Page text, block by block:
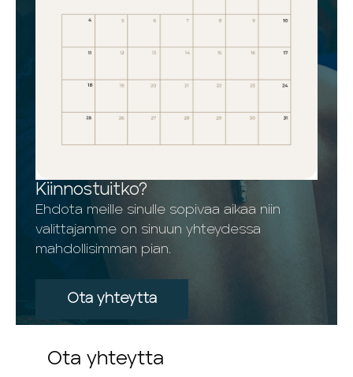
Kiinnostuitko?
Ehdota meille sinulle sopivaa aikaa niin
valittajamme on sinuun yhteydessa
mahdollisimman pian.
Ota yhteytta
Ota yhteytta